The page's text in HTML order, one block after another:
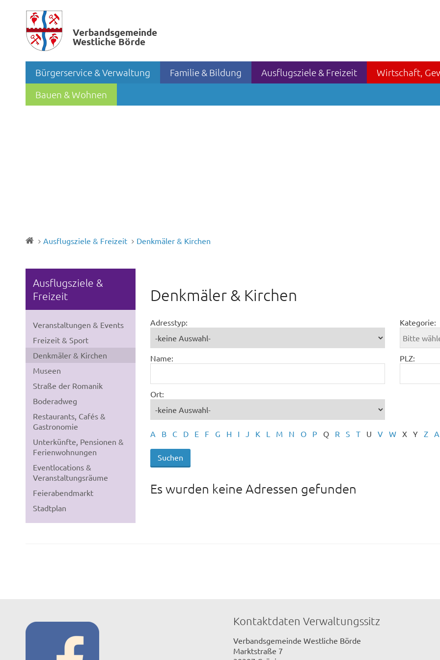
Verbands­gemeinde
Westliche Börde
Bürgerservice & Verwaltung Familie & Bildung Ausflugsziele & Freizeit
Wirtschaft,
Bauen & Wohnen
Ausflugsziele & Freizeit Denkmäler & Kirchen
Ausflugsziele &
Freizeit
Veranstaltungen & Events
Freizeit & Sport
Denkmäler & Kirchen
Museen
Straße der Romanik
Boderadweg
Restaurants, Cafés &
Gastronomie
Unterkünfte, Pensionen &
Ferienwohnungen
Eventlocations &
Veranstaltungsräume
Feierabendmarkt
Stadtplan
Denkmäler & Kirchen
Adresstyp: Kategorie:
Name: PLZ:
Ort:
A B C D E F G H I J K L M N O P Q R S T U V W X Y Z
Es wurden keine Adressen gefunden
Kontaktdaten Verwaltungssitz
Verbandsgemeinde Westliche Börde
Marktstraße 7